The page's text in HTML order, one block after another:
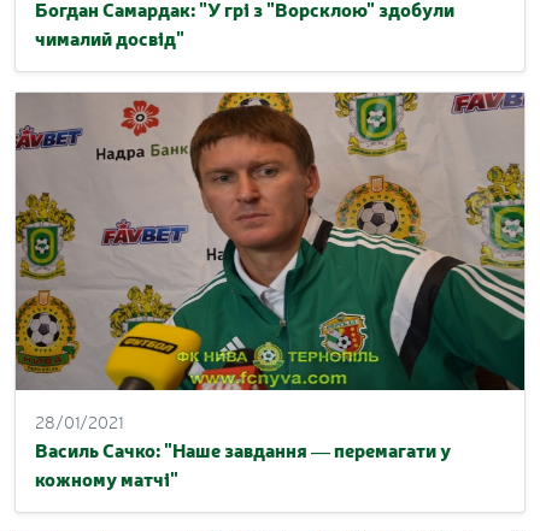
Богдан Самардак: "У грі з "Ворсклою" здобули
чималий досвід"
28/01/2021
Василь Сачко: "Наше завдання — перемагати у
кожному матчі"